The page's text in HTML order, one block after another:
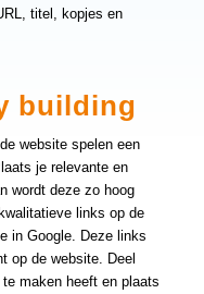
titel, kopjes en
building
website spelen een
je relevante en
wordt deze zo hoog
links op de
in Google. Deze links
op de website. Deel
maken heeft en plaats